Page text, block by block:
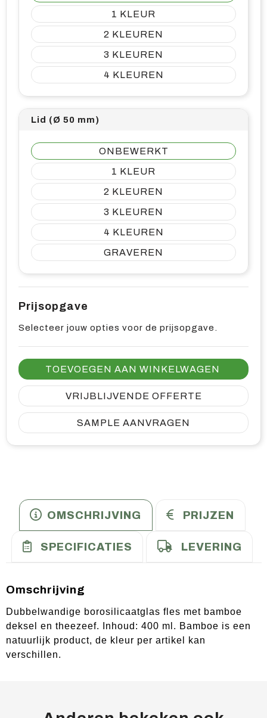
1
2
3
4
Lid (Ø 50 mm)
ONBEWERKT
1
2
3
4
GRAVEREN
Prijsopgave
Selecteer jouw opties voor de prijsopgave.
TOEVOEGEN AAN WINKELWAGEN
VRIJBLIJVENDE OFFERTE
SAMPLE AANVRAGEN
OMSCHRIJVING PRIJZEN
SPECIFICATIES LEVERING
Omschrijving
Dubbelwandige borosilicaatglas fles met bamboe
deksel en theezeef. Inhoud: 400 ml. Bamboe is een
natuurlijk product, de kleur per artikel kan
verschillen.